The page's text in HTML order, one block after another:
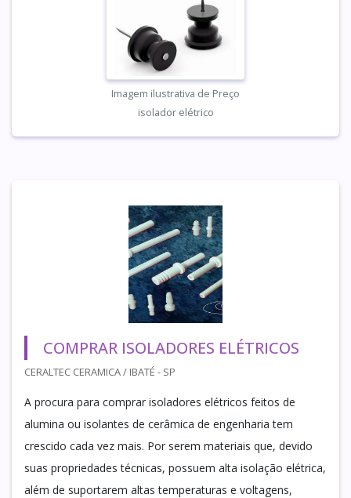
Imagem ilustrativa de Preço
isolador elétrico
COMPRAR ISOLADORES ELÉTRICOS
CERALTEC CERAMICA / IBATÉ - SP
A procura para comprar isoladores elétricos feitos de
alumina ou isolantes de cerâmica de engenharia tem
crescido cada vez mais. Por serem materiais que, devido
suas propriedades técnicas, possuem alta isolação elétrica,
além de suportarem altas temperaturas e voltagens,